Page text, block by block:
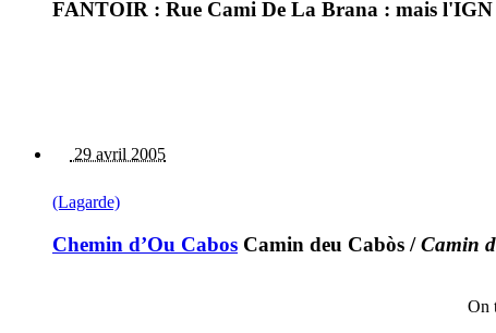
FANTOIR : Rue Cami De La Brana : mais l'IGN
29 avril 2005
(Lagarde)
Chemin d’Ou Cabos Camin deu Cabòs /Camin
On